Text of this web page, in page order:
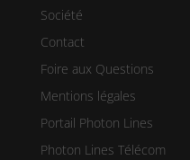
Société
Contact
Foire aux Questions
Mentions légales
Portail Photon Lines
Photon Lines Télécom